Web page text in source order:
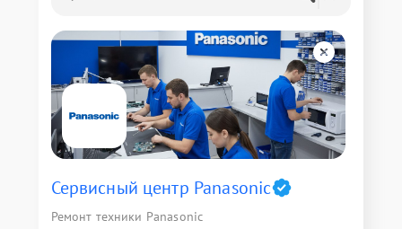
Сервисный центр Panasonic
Ремонт техники Panasonic